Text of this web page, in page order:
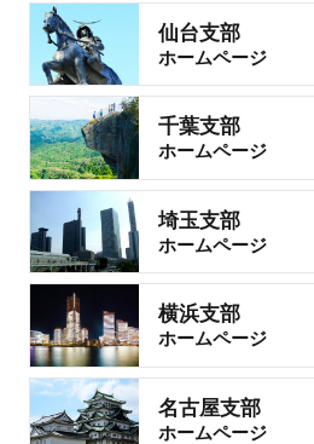
仙台支部
ホームページ
千葉支部
ホームページ
埼玉支部
ホームページ
横浜支部
ホームページ
名古屋支部
ホームページ